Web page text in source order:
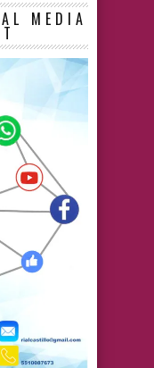
MEDIA